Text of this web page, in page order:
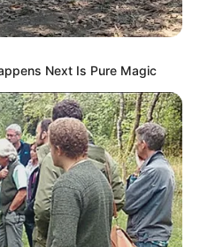
Next Is Pure Magic